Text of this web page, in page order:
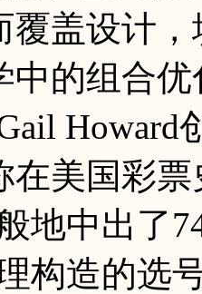
覆盖设计
中的组合
Howard
在美国彩
地中出了
构造的选